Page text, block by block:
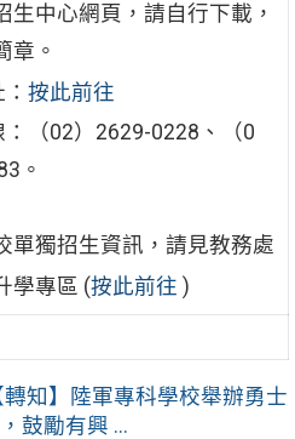
生中心網頁，請自行下載，
章。
按此前往
（02）2629-0228、（0
。
單獨招生資訊，請見教務處
學專區 (按此前往 )
轉知】陸軍專科學校舉辦勇士
鼓勵有興 ...